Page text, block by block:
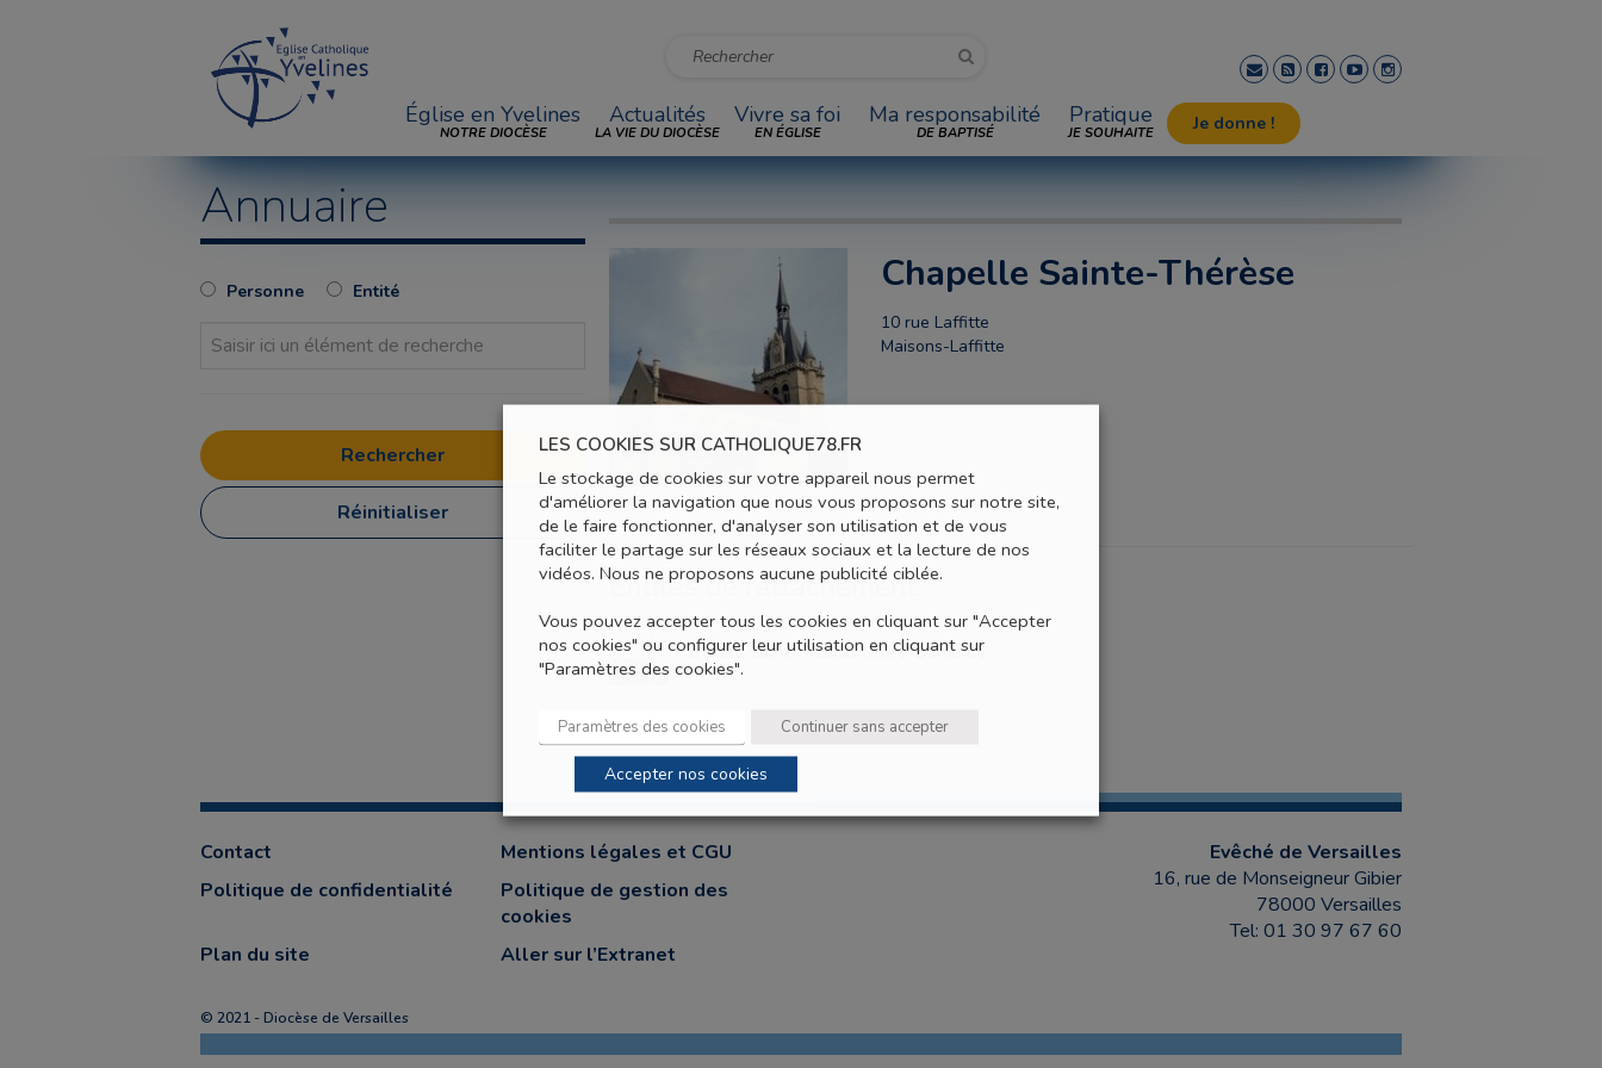
Église en Yvelines
NOTRE DIOCÈSE
Actualités
LA VIE DU DIOCÈSE
Vivre sa foi
EN ÉGLISE
Ma responsabilité
DE BAPTISÉ
Pratique
JE SOUHAITE Je donne !
Annuaire
Personne Entité
Réinitialiser
Chapelle Sainte-Thérèse
10 rue Laffitte
Maisons-Laffitte
Entités de rattachement
Paroisse Saint-Nicolas Notre-Dame de
la Croix
Contact
Mentions légales et CGU
Politique de confidentialité
Politique de gestion des
cookies
Plan du site
Aller sur l’Extranet
Evêché de Versailles
16, rue de Monseigneur Gibier
78000 Versailles
Tel: 01 30 97 67 60
© 2021 - Diocèse de Versailles
LES COOKIES SUR CATHOLIQUE78.FR
Le stockage de cookies sur votre appareil nous permet
d'améliorer la navigation que nous vous proposons sur notre site,
de le faire fonctionner, d'analyser son utilisation et de vous
faciliter le partage sur les réseaux sociaux et la lecture de nos
vidéos. Nous ne proposons aucune publicité ciblée.
Vous pouvez accepter tous les cookies en cliquant sur "Accepter
nos cookies" ou configurer leur utilisation en cliquant sur
"Paramètres des cookies".
Paramètres des cookies Continuer sans accepter
Accepter nos cookies